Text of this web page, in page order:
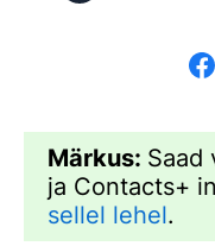
Märkus: Saad
ja Contacts+
sellel lehel.